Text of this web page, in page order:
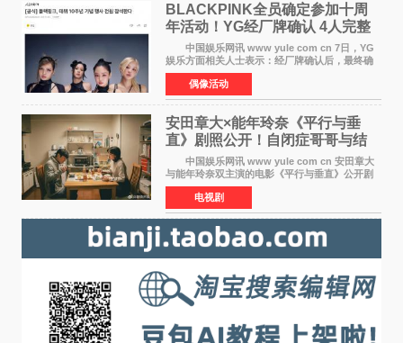
BLACKPINK全员确定参加十周
年活动！YG经厂牌确认 4人完整
体合体成行
中国娱乐网讯 www yule com cn 7日，YG
娱乐方面相关人士表示：经厂牌确认后，最终确
定4名成员均将出席。YG方面最终确认了智秀、
JENNIE、ROS&Eacute;、LISA四位
BLACKPINK成员全员出席，使组
偶像活动
安田章大×能年玲奈《平行与垂
直》剧照公开！自闭症哥哥与结
婚前夕妹妹直面未来
中国娱乐网讯 www yule com cn 安田章大
与能年玲奈双主演的电影《平行与垂直》公开剧
照，该片将于8月28日上映。 本片围绕患有自
闭症谱系障碍的哥哥大贵（安田章大 饰）与即将
结婚的妹妹
电视剧